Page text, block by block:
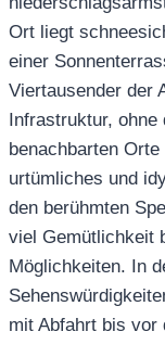
Ort liegt
einer
Viertausender der
Infrastruktur, ohne
benachbarten
urtümliches und
den berühmten
viel Gemütlichkeit
Möglichkeiten. In
mit Abfahrt bis vor